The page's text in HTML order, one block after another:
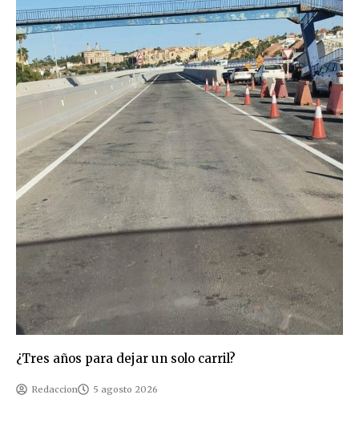
¿Tres años para dejar un solo carril?
Redaccion 5 agosto 2026